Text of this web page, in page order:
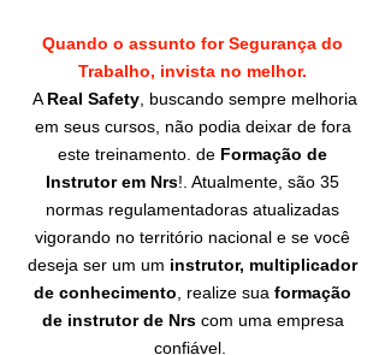
Quando o assunto for Segurança do
Trabalho, invista no melhor.
A Real Safety , buscando sempre melhoria
em seus cursos, não podia deixar de fora
este treinamento. de Formação de
Instrutor em Nrs!. Atualmente, são 35
normas regulamentadoras atualizadas
vigorando no território nacional e se você
deseja ser um um instrutor, multiplicador
de conhecimento , realize sua formação
de instrutor de Nrs com uma empresa
confiável.